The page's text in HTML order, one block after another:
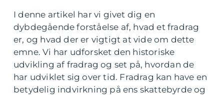
I denne artikel har vi givet dig en
dybdegående forståelse af, hvad et fradrag
er, og hvad der er vigtigt at vide om dette
emne. Vi har udforsket den historiske
udvikling af fradrag og set på, hvordan de
har udviklet sig over tid. Fradrag kan have en
betydelig indvirkning på ens skattebyrde og